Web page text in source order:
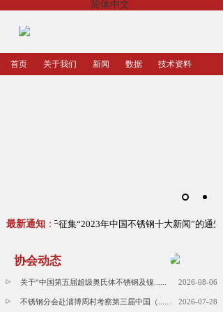
简体中文
首页 关于我们 新闻 数据 技术资料
最新通知 ：
关于征集“2023年中国不锈钢十大新闻”的通知
协会动态
关于“中国第五届超级奥氏体不锈钢及镍...... 2026-08-06
不锈钢分会赴淄博周村考察第三届中国（...... 2026-07-28